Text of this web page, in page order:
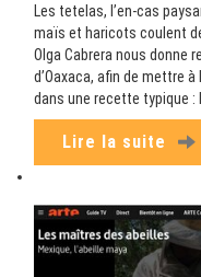
Les tetelas, l’en-cas
maïs et haricots coulent
Olga Cabrera nous donne
d’Oaxaca, afin de mettre
dans une recette typique :
Lire la suite